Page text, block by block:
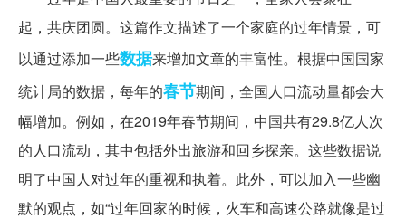
起，共庆团圆。这篇作文描述了一个家庭的过年情景，可
以通过添加一些数据来增加文章的丰富性。根据中国国家
统计局的数据，每年的春节期间，全国人口流动量都会大
幅增加。例如，在2019年春节期间，中国共有29.8亿人次
的人口流动，其中包括外出旅游和回乡探亲。这些数据说
明了中国人对过年的重视和执着。此外，可以加入一些幽
默的观点，如“过年回家的时候，火车和高速公路就像是过